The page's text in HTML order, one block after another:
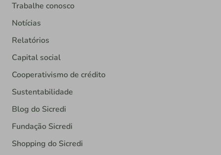
Trabalhe conosco
Notícias
Relatórios
Capital social
Cooperativismo de crédito
Sustentabilidade
Blog do Sicredi
Fundação Sicredi
Shopping do Sicredi